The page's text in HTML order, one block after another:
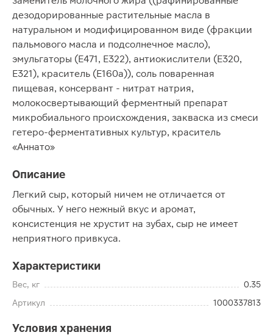
дезодорированные растительные масла в
натуральном и модифицированном виде (фракции
пальмового масла и подсолнечное масло),
эмульгаторы (Е471, Е322), антиокислители (Е320,
Е321), краситель (Е160а)), соль поваренная
пищевая, консервант - нитрат натрия,
молокосвертывающий ферментный препарат
микробиального происхождения, закваска из смеси
гетеро-ферментативных культур, краситель
«Аннато»
Описание
Легкий сыр, который ничем не отличается от
обычных. У него нежный вкус и аромат,
консистенция не хрустит на зубах, сыр не имеет
неприятного привкуса.
Характеристики
Вес, кг
0.35
Артикул
1000337813
Условия хранения